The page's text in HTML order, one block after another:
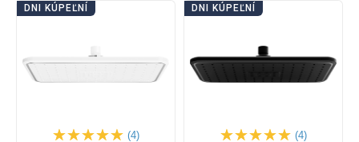
DNI KÚPEĽNÍ
(4)
DNI KÚPEĽNÍ
(4)